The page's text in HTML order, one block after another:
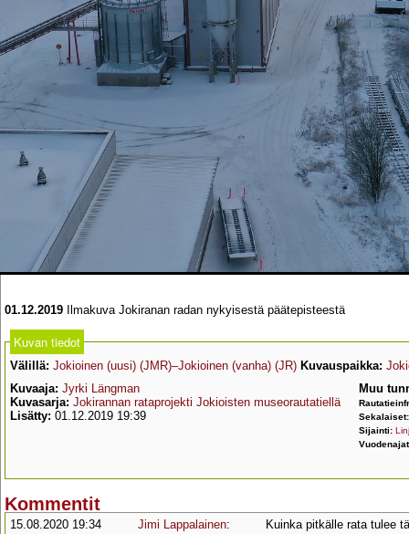
01.12.2019 Ilmakuva Jokiranan radan nykyisestä päätepisteestä
Kuvan tiedot
Välillä: Jokioinen (uusi) (JMR)–Jokioinen (vanha) (JR) Kuvauspaikka:
Kuvaaja: Jyrki Längman
Kuvasarja: Jokirannan rataprojekti Jokioisten museorautatiellä
Lisätty: 01.12.2019 19:39
Muu
Sijainti:
Kommentit
15.08.2020 19:34 Jimi Lappalainen:
Kuinka pitkälle rata tulee